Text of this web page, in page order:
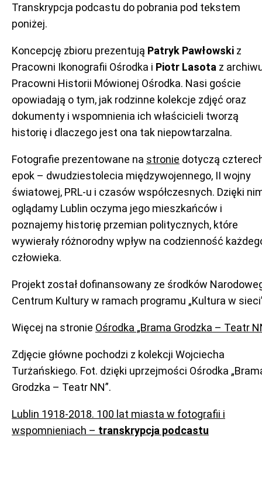
Transkrypcja podcastu do pobrania pod tekstem
poniżej.
Koncepcję zbioru prezentują Patryk Pawłowski z
Pracowni Ikonografii Ośrodka i Piotr Lasota z
Pracowni Historii Mówionej Ośrodka. Nasi goście
opowiadają o tym, jak rodzinne kolekcje zdjęć oraz
dokumenty i wspomnienia ich właścicieli tworzą
historię i dlaczego jest ona tak niepowtarzalna.
Fotografie prezentowane na stronie dotyczą
epok – dwudziestolecia międzywojennego, II wojny
światowej, PRL-u i czasów współczesnych. Dzięki
oglądamy Lublin oczyma jego mieszkańców i
poznajemy historię przemian politycznych, które
wywierały różnorodny wpływ na codzienność
człowieka.
Projekt został dofinansowany ze środków
Centrum Kultury w ramach programu „Kultura w
Więcej na stronie Ośrodka „Brama Grodzka – Teatr
Zdjęcie główne pochodzi z kolekcji Wojciecha
Turżańskiego. Fot. dzięki uprzejmości Ośrodka
Grodzka – Teatr NN”.
Lublin 1918-2018. 100 lat miasta w fotografii i
wspomnieniach – transkrypcja podcastu